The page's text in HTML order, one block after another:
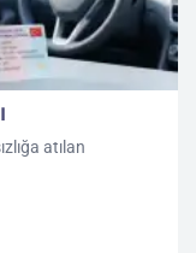
atılan